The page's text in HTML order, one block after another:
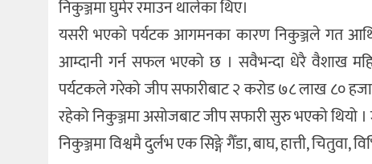
निकुञ्जमा घुमेर रमाउन थालेका थिए।
यसरी भएको पर्यटक आगमनका कारण निकुञ्जले गत
आम्दानी गर्न सफल भएको छ । सवैभन्दा धेरै वैशाख
पर्यटकले गरेको जीप सफारीबाट २ करोड ७८ लाख ८०
रहेको निकुञ्जमा असोजबाट जीप सफारी सुरु भएको थियो
निकुञ्जमा विश्वमै दुर्लभ एक सिङ्गे गैँडा, बाघ, हात्ती, चितुवा,